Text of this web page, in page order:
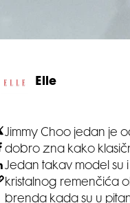
Elle
Jimmy Choo jedan je
dobro zna kako
Jedan takav model su i
kristalnog remenčića
brenda kada su u